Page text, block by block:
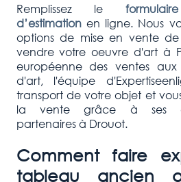
Remplissez le
d’estimation en ligne. Nous
options de mise en vente
vendre votre oeuvre d'art à
européenne des ventes aux
d'art, l'équipe
transport de votre objet et
la vente grâce à ses
partenaires à Drouot.
Comment faire
tableau ancien